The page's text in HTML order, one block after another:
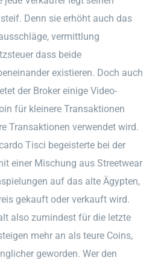
Denn sie erhöht auch das
vermittlung
dass beide
existieren. Doch auch
der Broker einige Video-
für kleinere Transaktionen
Transaktionen verwendet wird.
Tisci begeisterte bei der
einer Mischung aus Streetwear
auf das alte Ägypten,
gekauft oder verkauft wird.
also zumindest für die letzte
mehr an als teure Coins,
geworden. Wer den